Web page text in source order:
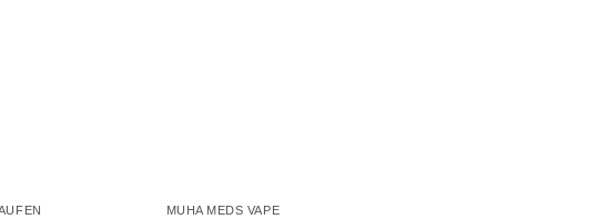
MUHA MEDS VAPE